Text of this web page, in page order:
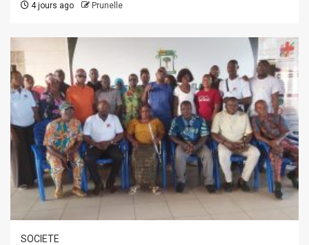
4 jours ago Prunelle
SOCIETE